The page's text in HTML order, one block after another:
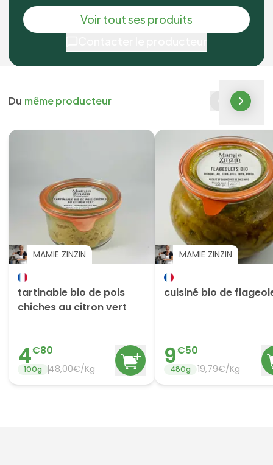
Voir tout ses produits
Du même producteur
MAMIE ZINZIN
tartinable bio de pois
chiches au citron vert
4€80
100g 48,00€/Kg
MAMIE ZINZIN
cuisiné bio de
9€50
480g 19,79€/Kg